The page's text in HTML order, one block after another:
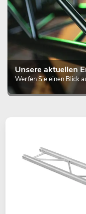
Unsere aktuellen
Werfen Sie einen Blick